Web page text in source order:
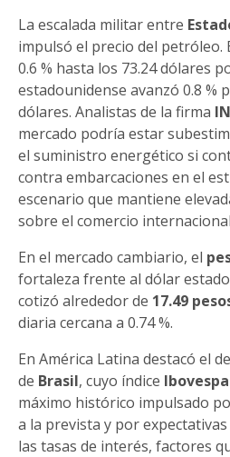
La escalada militar entre
impulsó el precio del petróleo.
0.6 % hasta los 73.24 dólares
estadounidense avanzó 0.8 %
dólares. Analistas de la firma
mercado podría estar
el suministro energético si
contra embarcaciones en el
escenario que mantiene
sobre el comercio
En el mercado cambiario, el
fortaleza frente al dólar
cotizó alrededor de 17.49
diaria cercana a 0.74 %.
En América Latina destacó el
de Brasil, cuyo índice Ibovespa
máximo histórico impulsado
a la prevista y por
las tasas de interés, factores